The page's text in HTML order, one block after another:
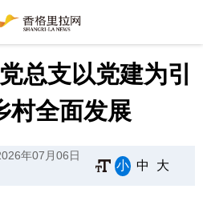
总支以党建为引
村全面发展
年07月06日
小 中 大